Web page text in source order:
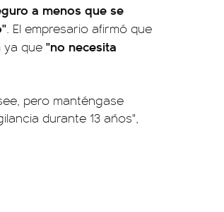
a menos que se
. El empresario afirmó que
ya que "no necesita
pero manténgase
durante 13 años",